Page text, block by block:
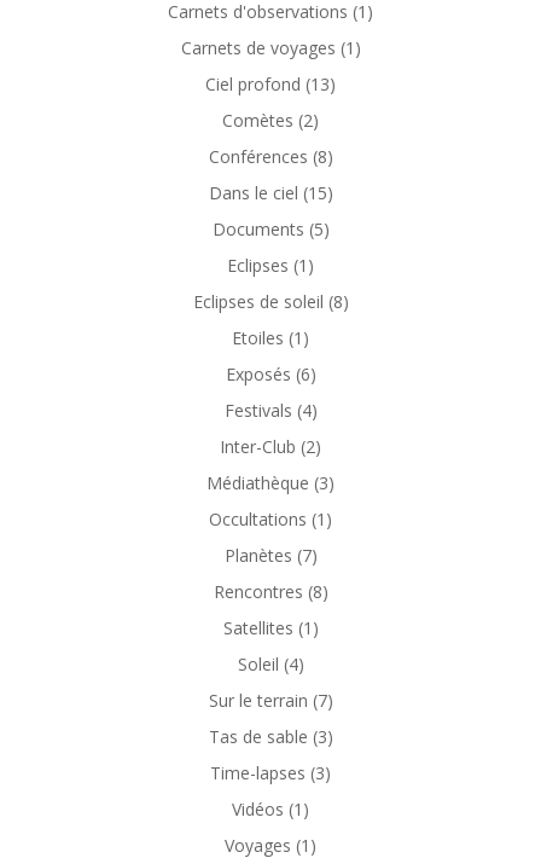
Carnets d'observations (1)
Carnets de voyages (1)
Ciel profond (13)
Comètes (2)
Conférences (8)
Dans le ciel (15)
Documents (5)
Eclipses (1)
Eclipses de soleil (8)
Etoiles (1)
Exposés (6)
Festivals (4)
Inter-Club (2)
Médiathèque (3)
Occultations (1)
Planètes (7)
Rencontres (8)
Satellites (1)
Soleil (4)
Sur le terrain (7)
Tas de sable (3)
Time-lapses (3)
Vidéos (1)
Voyages (1)